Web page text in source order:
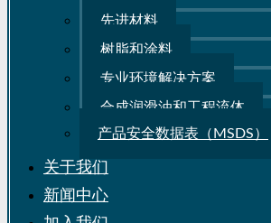
先进材料
树脂和涂料
专业环境解决方案
合成润滑油和工程流体
产品安全数据表（MSDS）
关于我们
新闻中心